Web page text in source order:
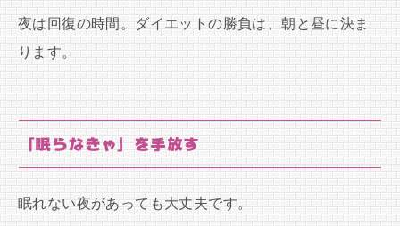
夜は回復の時間。ダイエットの勝負は、朝と昼に決ま
ります。
「眠らなきゃ」を手放す
眠れない夜があっても大丈夫です。